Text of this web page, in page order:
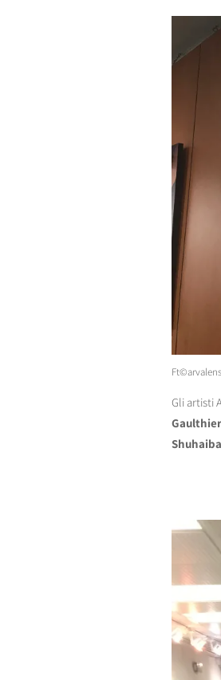
Ft©arvalens
Gli artisti